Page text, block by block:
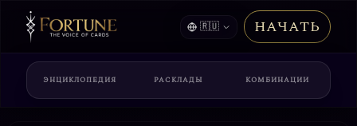
🇷🇺 НАЧАТЬ
ЭНЦИКЛОПЕДИЯ РАСКЛАДЫ КОМБИНАЦИИ